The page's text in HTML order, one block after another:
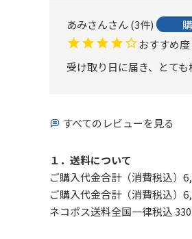
あみさん 3件
おすすめ度
受け取り日に届き、とても
すべてのレビューを見る
１．送料について
ご購入代金合計（消費税込）
ご購入代金合計（消費税込）
ネコポス送料全国一律税込